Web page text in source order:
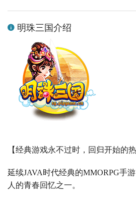
明珠三国介绍
【经典游戏永不过时，回归开始的热
延续JAVA时代经典的MMORPG手
人的青春回忆之一。